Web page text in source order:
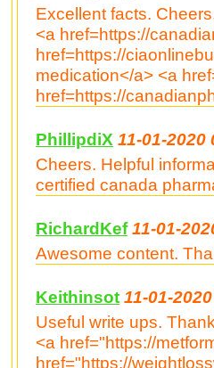
Excellent facts.
<a href=https://
href=https://
medication</a> <a
href=https://
PhillipdiX 11-01-2020
Cheers. Helpful
certified canada
RichardKef 11-01-
Awesome content.
Keithinsot 11-01-
Useful write ups.
<a href="https://
href="https://